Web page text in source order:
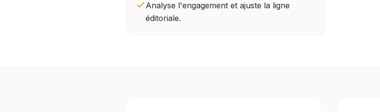
Analyse l'engagement et ajuste la ligne
éditoriale.